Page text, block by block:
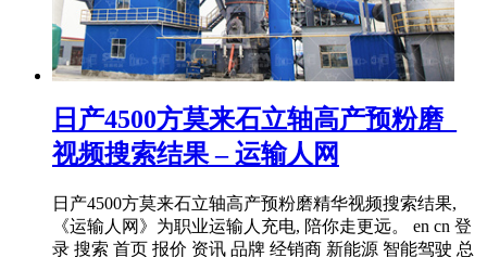
日产4500方莫来石立轴高产预粉磨_
视频搜索结果 – 运输人网
日产4500方莫来石立轴高产预粉磨精华视频搜索结果,
《运输人网》为职业运输人充电, 陪你走更远。 en cn 登
录 搜索 首页 报价 资讯 品牌 经销商 新能源 智能驾驶 总